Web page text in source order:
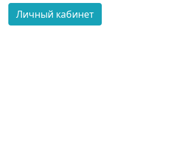
Личный кабинет